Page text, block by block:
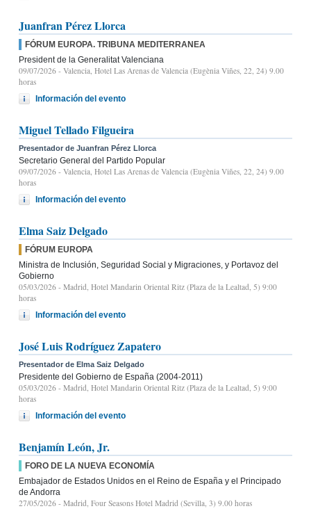
Juanfran Pérez Llorca
FÓRUM EUROPA. TRIBUNA MEDITERRANEA
President de la Generalitat Valenciana
09/07/2026 - Valencia, Hotel Las Arenas de Valencia (Eugènia Viñes, 22, 24) 9.00
horas
Información del evento
Miguel Tellado Filgueira
Presentador de Juanfran Pérez Llorca
Secretario General del Partido Popular
09/07/2026 - Valencia, Hotel Las Arenas de Valencia (Eugènia Viñes, 22, 24) 9.00
horas
Información del evento
Elma Saiz Delgado
FÓRUM EUROPA
Ministra de Inclusión, Seguridad Social y Migraciones, y Portavoz del
Gobierno
05/03/2026 - Madrid, Hotel Mandarin Oriental Ritz (Plaza de la Lealtad, 5) 9:00
horas
Información del evento
José Luis Rodríguez Zapatero
Presentador de Elma Saiz Delgado
Presidente del Gobierno de España (2004-2011)
05/03/2026 - Madrid, Hotel Mandarin Oriental Ritz (Plaza de la Lealtad, 5) 9:00
horas
Información del evento
Benjamín León, Jr.
FORO DE LA NUEVA ECONOMÍA
Embajador de Estados Unidos en el Reino de España y el Principado
de Andorra
27/05/2026 - Madrid, Four Seasons Hotel Madrid (Sevilla, 3) 9.00 horas